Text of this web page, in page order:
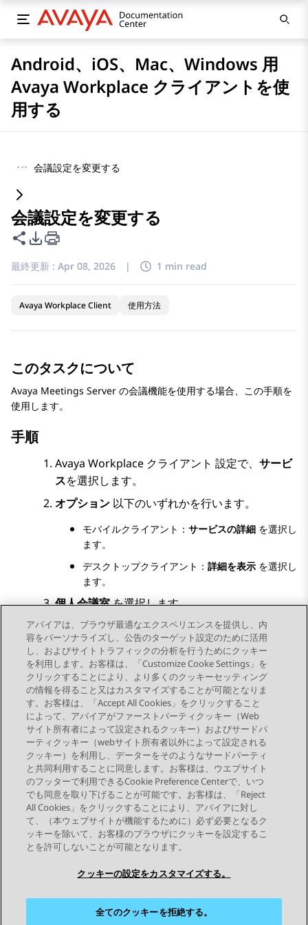
Android、iOS、Mac、Windows 用
Avaya Workplace クライアントを使
用する
··· 会議設定を変更する
会議設定を変更する
このページを共有
PDFエクスポートオプション
最終更新 : Apr 08, 2026 | 1 min read
Avaya Workplace Client 使用方法
このタスクについて
Avaya Meetings Server の会議機能を使用する場合、この手順を
使用します。
手順
Avaya Workplace クライアント 設定で、 サービ
スを選択します。
オプション 以下のいずれかを行います。
モバイルクライアント： サービスの詳細 を選択し
ます。
デスクトップクライアント： 詳細を表示 を選択し
ます。
個人会議室を選択します。
必要に応じて、フィールドで値を変更します。
変更内容を保存します。
Send Feedback
トピックナビゲーション
前のトピック 次のトピック
つながりを保つ
アバイアは、ブラウザ最適なエクスペリエンスを提供し、内
容をパーソナライズし、公告のターゲット設定のために活用
し、およびサイトトラフィックの分析を行うためにクッキー
を利用します。お客様は、「Customize Cooke Settings」を
クリックすることにより、より多くのクッキーセッティング
の情報を得ること又はカスタマイズすることが可能となりま
す。お客様は、「Accept All Cookies」をクリックすること
によって、アバイアがファーストパーティクッキー（Web
サイト所有者によって設定されるクッキー）およびサードパ
ーティクッキー（webサイト所有者以外によって設定される
クッキー）を利用し、データーをそのようなサードパーティ
と共同利用することに同意します。お客様は、ウエブサイト
のフッターで利用できるCookie Preference Centerで、いつ
でも同意を取り下げることが可能です。お客様は、「Reject
All Cookies」をクリックすることにより、アバイアに対し
て、（本ウェブサイトが機能するために）必ず必要となるク
ッキーを除いて、お客様のブラウザにクッキーを設定するこ
とを許可しないことが可能となります。
クッキーの設定をカスタマイズする。
全てのクッキーを拒絶する。